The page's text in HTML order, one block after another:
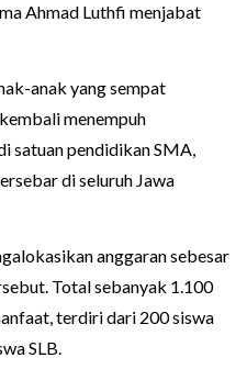
Ahmad Luthfi menjabat
anak yang sempat
menempuh
satuan pendidikan SMA,
di seluruh Jawa
anggaran sebesar
Total sebanyak 1.100
terdiri dari 200 siswa
SLB.